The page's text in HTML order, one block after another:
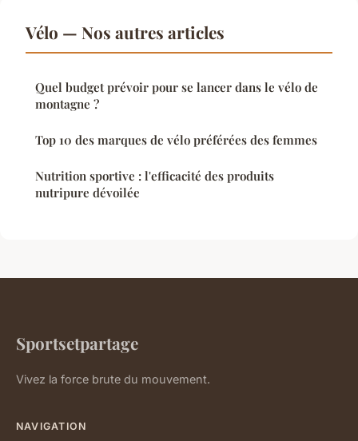
Vélo — Nos autres articles
Quel budget prévoir pour se lancer dans le vélo de
montagne ?
Top 10 des marques de vélo préférées des femmes
Nutrition sportive : l'efficacité des produits
nutripure dévoilée
Sportsetpartage
Vivez la force brute du mouvement.
NAVIGATION